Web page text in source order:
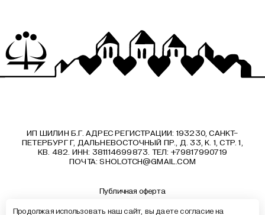
ИП ШИЛИН Б.Г. АДРЕС РЕГИСТРАЦИИ: 193230, САНКТ-
ПЕТЕРБУРГ Г, ДАЛЬНЕВОСТОЧНЫЙ ПР., Д. 33, К. 1, СТР. 1,
КВ. 482. ИНН: 381114699873. ТЕЛ: +79817990719
ПОЧТА:SHOLOTCH@GMAIL.COM
Публичная оферта
Продолжая использовать наш сайт, вы даете согласие на